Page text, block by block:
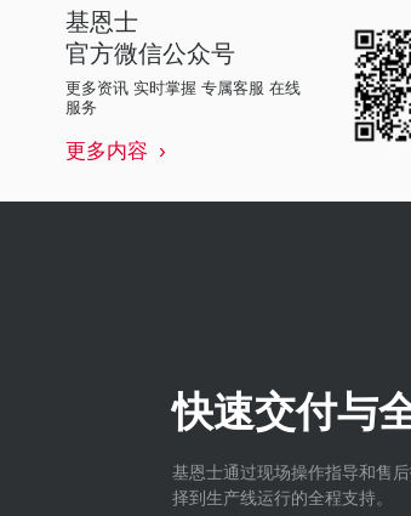
基恩士
官方微信公众号
更多资讯 实时掌握 专属客服 在线
服务
更多内容
快速交付与
基恩士通过现场操作指导和售
择到生产线运行的全程支持。